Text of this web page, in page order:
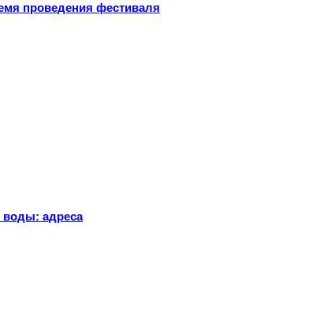
проведения фестиваля
воды: адреса